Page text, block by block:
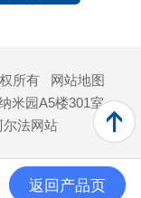
所有
网站地图
米园A5楼301室
尔法网站
返回产品页